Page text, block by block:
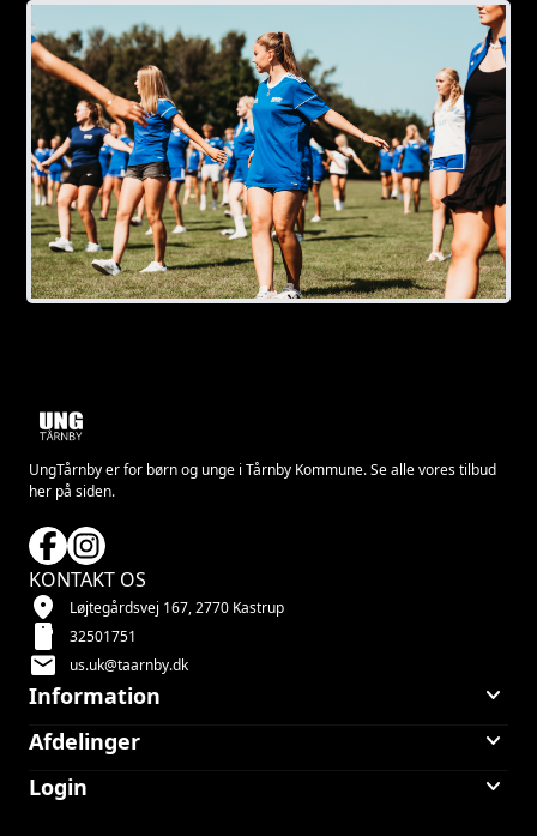
UngTårnby er for børn og unge i Tårnby Kommune. Se alle vores tilbud
her på siden.
KONTAKT OS
location_on Løjtegårdsvej 167, 2770 Kastrup
smartphone 32501751
mail us.uk@taarnby.dk
Information keyboard_arrow_down
Afdelinger keyboard_arrow_down
Login keyboard_arrow_down